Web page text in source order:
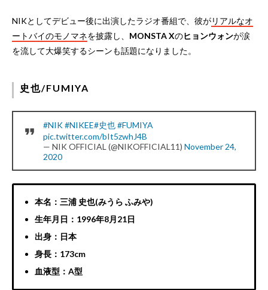
NIKとしてデビュー後に出演したラジオ番組で、彼がリアルなオ
ートバイのモノマネを披露し、 MONSTA Xのヒョンウォンが涙
を流して大爆笑するシーンも話題になりました。
史也/FUMIYA
#NIK#NIKEE#史也#FUMIYA
pic.twitter.com/bIt5zwhJ4B
— NIK OFFICIAL (@NIKOFFICIAL11) November 24,
2020
本名：三浦 史也(みうら ふみや)
生年月日：1996年8月21日
出身：日本
身長：173cm
血液型：A型